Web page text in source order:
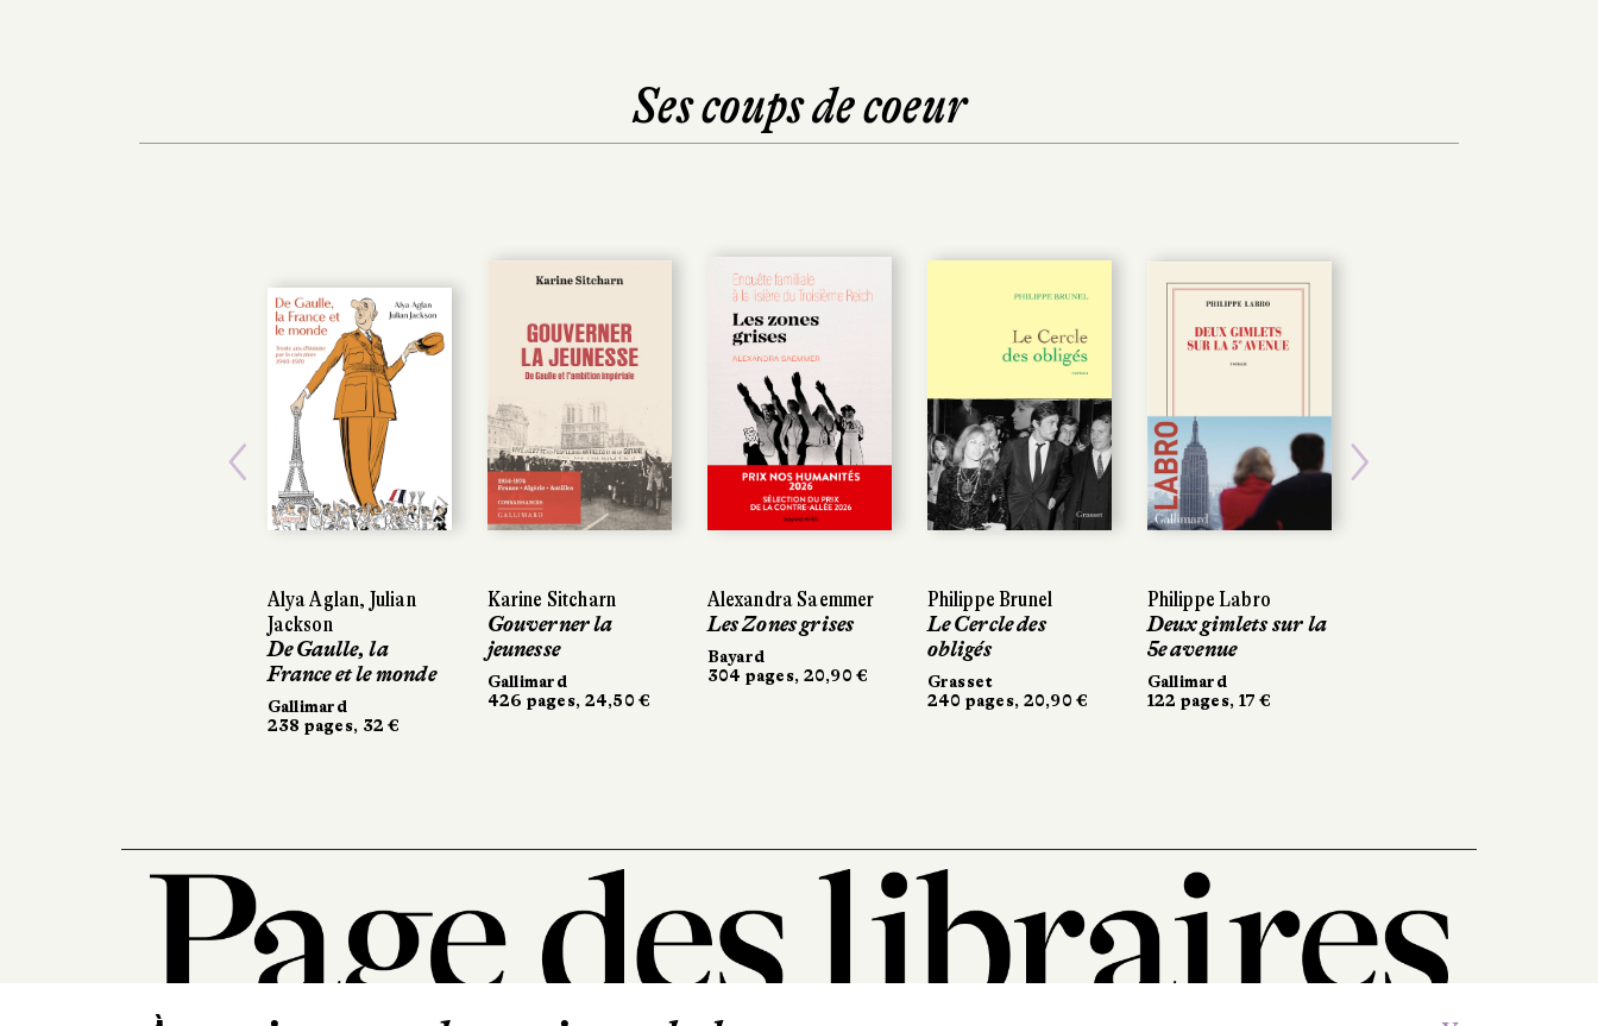
Ses coups de coeur
Alya Aglan, Julian
Jackson
De Gaulle, la
France et le monde
Gallimard
238 pages, 32 €
Karine Sitcharn
Gouverner la
jeunesse
Gallimard
426 pages, 24,50 €
Alexandra Saemmer
Les Zones grises
Bayard
304 pages, 20,90 €
Philippe Brunel
Le Cercle des
obligés
Grasset
240 pages, 20,90 €
Philippe Labro
Deux gimlets sur la
5e avenue
Gallimard
122 pages, 17 €
Previous